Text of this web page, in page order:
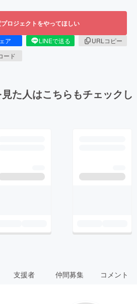
ロジェクトをやってほしい
ア LINEで送る
URLコピー
ード
た人はこちらもチェックし
支援者 仲間募集 コメント